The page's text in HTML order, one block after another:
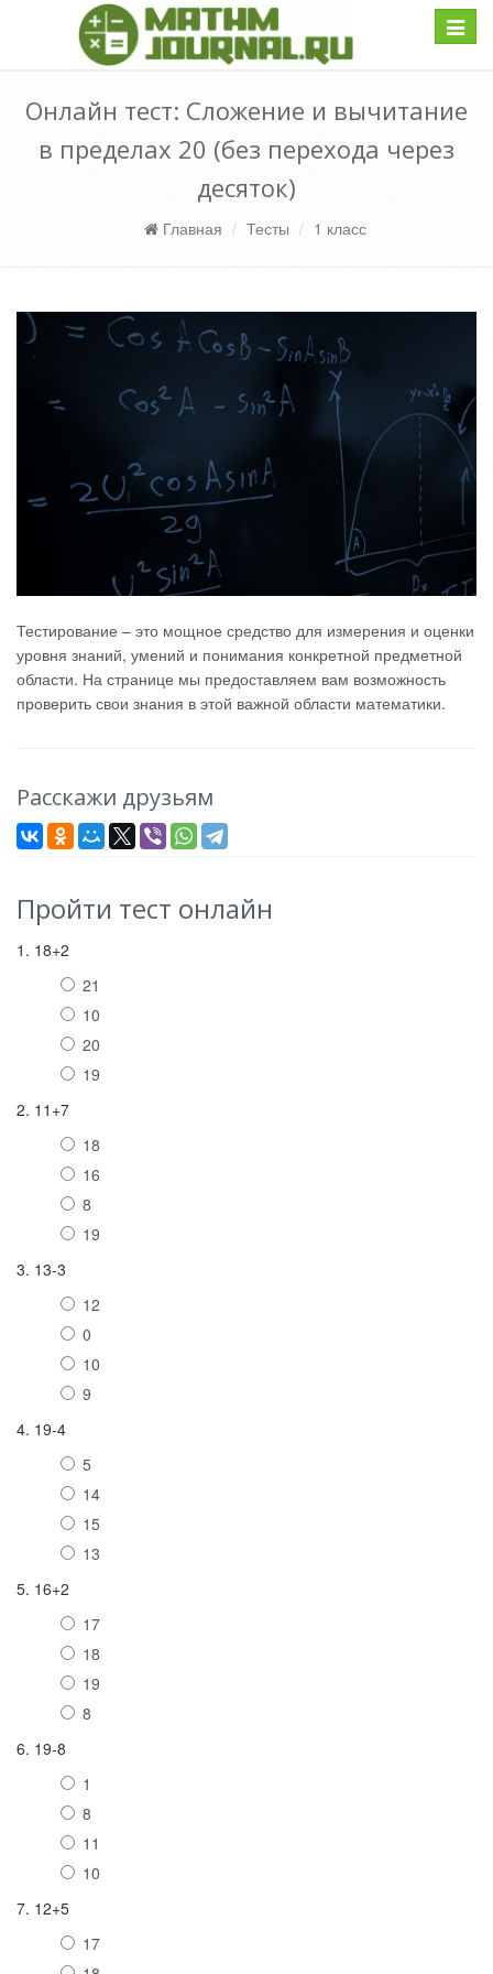
Онлайн тест: Сложение и вычитание
в пределах 20 (без перехода через
десяток)
Главная Тесты 1 класс
Тестирование – это мощное средство для измерения и оценки
уровня знаний, умений и понимания конкретной предметной
области. На странице мы предоставляем вам возможность
проверить свои знания в этой важной области математики.
Расскажи друзьям
Пройти тест онлайн
1. 18+2
21
10
20
19
2. 11+7
18
16
8
19
3. 13-3
12
0
10
9
4. 19-4
5
14
15
13
5. 16+2
17
18
19
8
6. 19-8
1
8
11
10
7. 12+5
17